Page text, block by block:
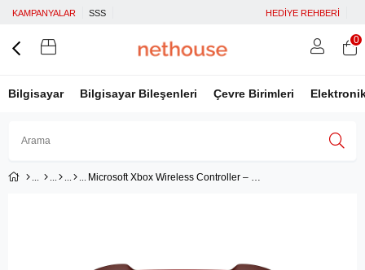
KAMPANYALAR SSS HEDİYE REHBERİ
Bilgisayar Bilgisayar Bileşenleri Çevre Birimleri
0
Microsoft Xbox Wireless Controller – Pulse Cipher Special Edition QAU-00165 Microsoft Türkiye Garantili